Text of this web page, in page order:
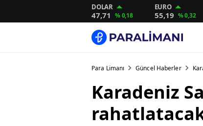
DOLAR
47,71 % 0,18
EURO
55,19 % 0,32
Para Limanı Güncel Haberler
Karadeniz